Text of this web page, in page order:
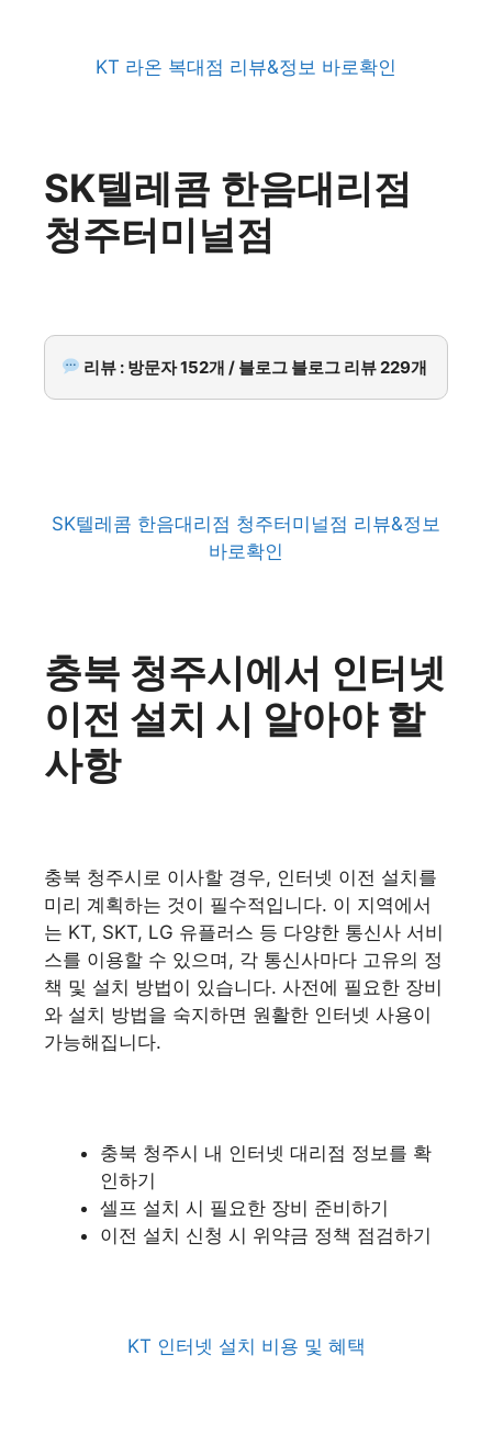
KT 라온 복대점 리뷰&정보 바로확인
SK텔레콤 한음대리점
청주터미널점
리뷰 : 방문자 152개 / 블로그 블로그 리뷰 229개
SK텔레콤 한음대리점 청주터미널점 리뷰&정보
바로확인
충북 청주시에서 인터넷
이전 설치 시 알아야 할
사항
충북 청주시로 이사할 경우, 인터넷 이전 설치를
미리 계획하는 것이 필수적입니다. 이 지역에서
는 KT, SKT, LG 유플러스 등 다양한 통신사 서비
스를 이용할 수 있으며, 각 통신사마다 고유의 정
책 및 설치 방법이 있습니다. 사전에 필요한 장비
와 설치 방법을 숙지하면 원활한 인터넷 사용이
가능해집니다.
충북 청주시 내 인터넷 대리점 정보를 확
인하기
셀프 설치 시 필요한 장비 준비하기
이전 설치 신청 시 위약금 정책 점검하기
KT 인터넷 설치 비용 및 혜택